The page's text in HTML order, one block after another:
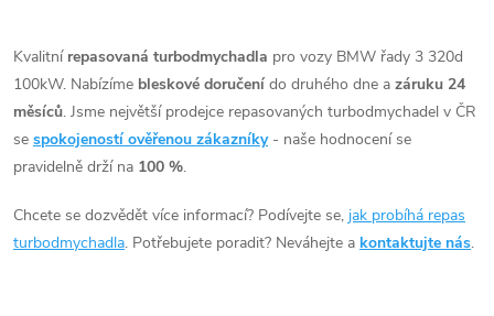
ů
ů
v
l
á
a
Kvalitní repasovaná turbodmychadla pro vozy BMW řady 3 320d
100kW. Nabízíme bleskové doručení do druhého dne a záruku 24
měsíců. Jsme největší prodejce repasovaných turbodmychadel v ČR
se spokojeností ověřenou zákazníky- naše hodnocení se
pravidelně drží na 100 %.
Chcete se dozvědět více informací? Podívejte se, jak probíhá repas
turbodmychadla. Potřebujete poradit? Neváhejte a kontaktujte nás.